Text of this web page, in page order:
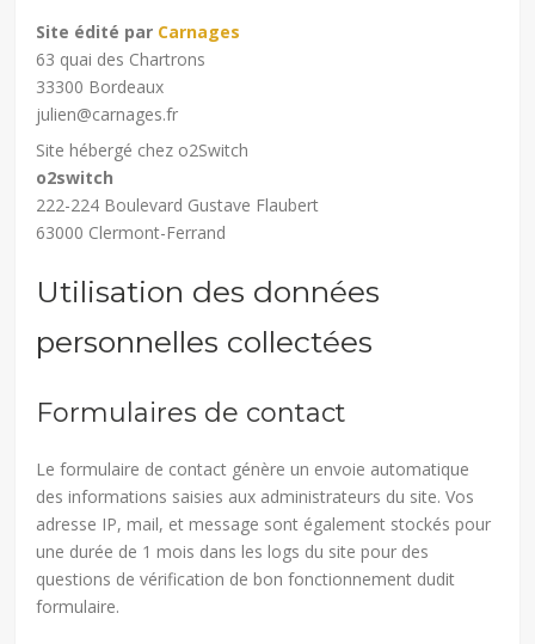
Site édité par Carnages
63 quai des Chartrons
33300 Bordeaux
julien@carnages.fr
Site hébergé chez o2Switch
o2switch
222-224 Boulevard Gustave Flaubert
63000 Clermont-Ferrand
Utilisation des données
personnelles collectées
Formulaires de contact
Le formulaire de contact génère un envoie automatique
des informations saisies aux administrateurs du site. Vos
adresse IP, mail, et message sont également stockés pour
une durée de 1 mois dans les logs du site pour des
questions de vérification de bon fonctionnement dudit
formulaire.